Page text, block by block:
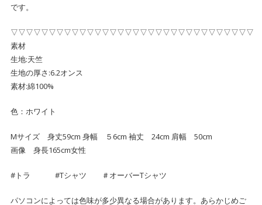
です。
▽▽▽▽▽▽▽▽▽▽▽▽▽▽▽▽▽▽▽▽▽▽▽▽▽▽▽▽▽▽▽▽
素材
生地:天竺
生地の厚さ:6.2オンス
素材:綿100%
色：ホワイト
Mサイズ 身丈59cm 身幅 ５6cm 袖丈 24cm 肩幅 50cm
画像 身長165cm女性
#トラ #Tシャツ ＃オーバーTシャツ
パソコンによっては色味が多少異なる場合があります。あらかじめご